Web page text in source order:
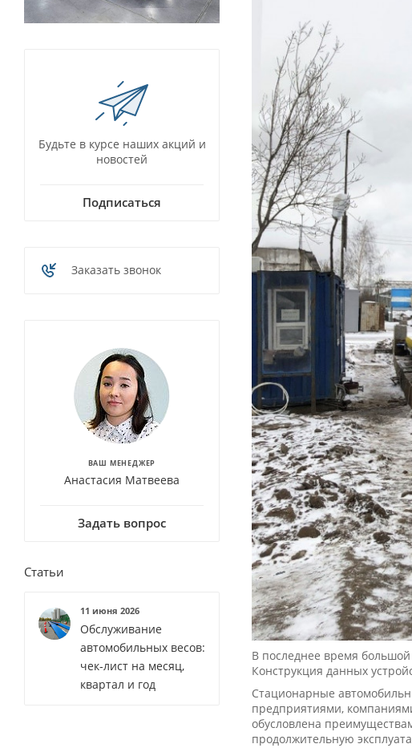
В последнее время
Конструкция данных
Стационарные
предприятиями,
обусловлена
продолжительную
Будьте в курсе наших акций и
новостей
Подписаться
Заказать звонок
ВАШ МЕНЕДЖЕР
Анастасия Матвеева
Задать вопрос
Статьи
11 июня 2026
Обслуживание
автомобильных весов:
чек‑лист на месяц,
квартал и год